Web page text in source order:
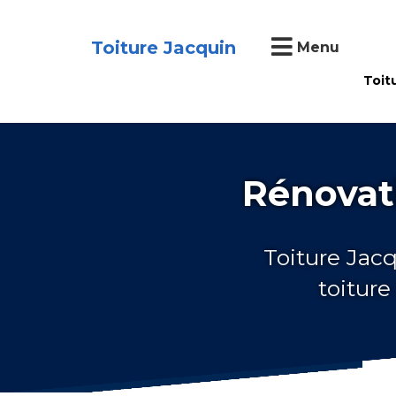
Toiture Jacquin Menu
Toiture
toiture